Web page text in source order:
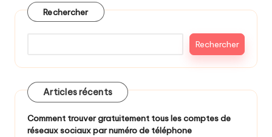
Rechercher
Rechercher
Articles récents
Comment trouver gratuitement tous les comptes de
réseaux sociaux par numéro de téléphone